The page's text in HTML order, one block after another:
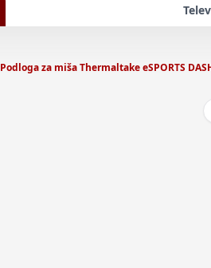
Podloga za miša Thermaltake eSPORTS